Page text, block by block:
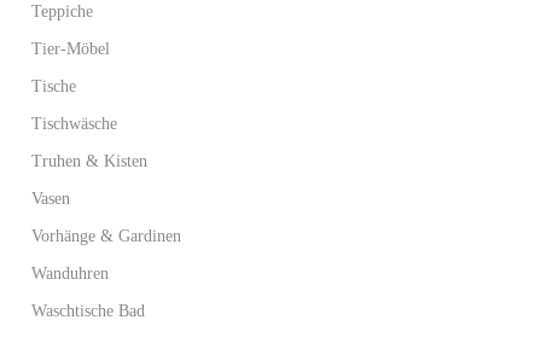
Teppiche
Tier-Möbel
Tische
Tischwäsche
Truhen & Kisten
Vasen
Vorhänge & Gardinen
Wanduhren
Waschtische Bad